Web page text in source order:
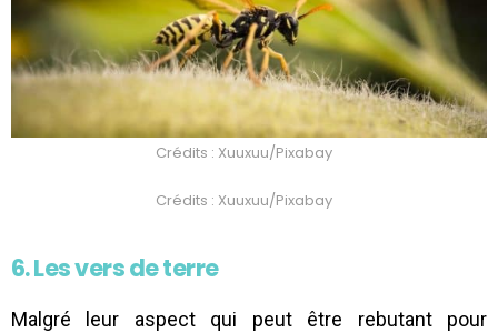
Crédits : Xuuxuu/Pixabay
Crédits : Xuuxuu/Pixabay
6. Les vers de terre
Malgré leur aspect qui peut être rebutant pour